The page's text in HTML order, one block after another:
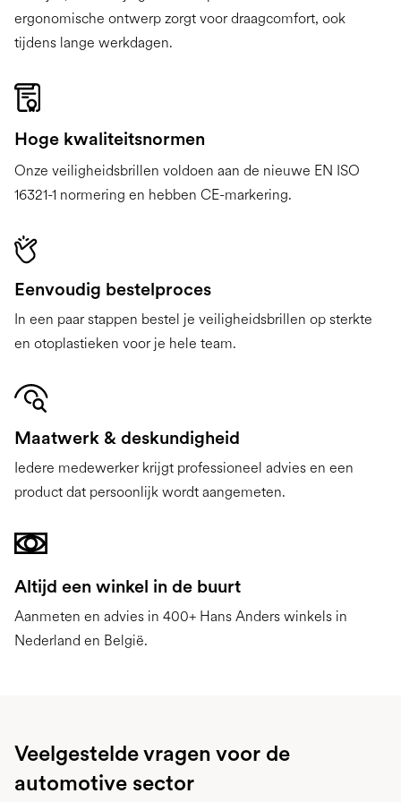
ergonomische ontwerp zorgt voor draagcomfort, ook
tijdens lange werkdagen.
Hoge kwaliteitsnormen
Onze veiligheidsbrillen voldoen aan de nieuwe EN ISO
16321-1 normering en hebben CE-markering.
Eenvoudig bestelproces
In een paar stappen bestel je veiligheidsbrillen op sterkte
en otoplastieken voor je hele team.
Maatwerk & deskundigheid
Iedere medewerker krijgt professioneel advies en een
product dat persoonlijk wordt aangemeten.
Altijd een winkel in de buurt
Aanmeten en advies in 400+ Hans Anders winkels in
Nederland en België.
Veelgestelde vragen voor de
automotive sector